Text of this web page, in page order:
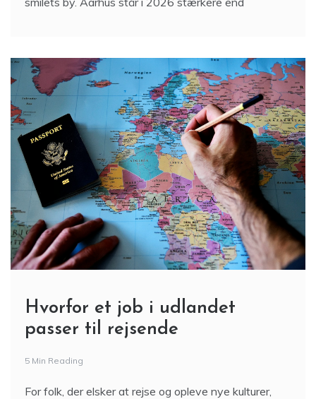
Hvorfor et job i udlandet
passer til rejsende
5 Min Reading
For folk, der elsker at rejse og opleve nye kulturer,